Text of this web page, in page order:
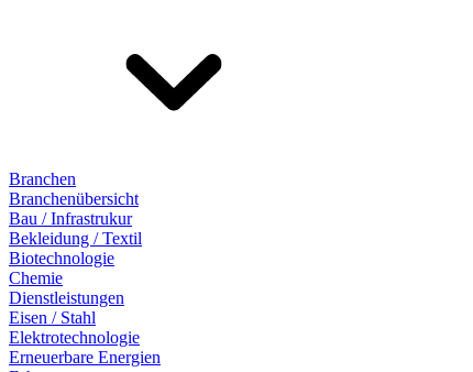
Branchen
Branchenübersicht
Bau / Infrastrukur
Bekleidung / Textil
Biotechnologie
Chemie
Dienstleistungen
Eisen / Stahl
Elektrotechnologie
Erneuerbare Energien